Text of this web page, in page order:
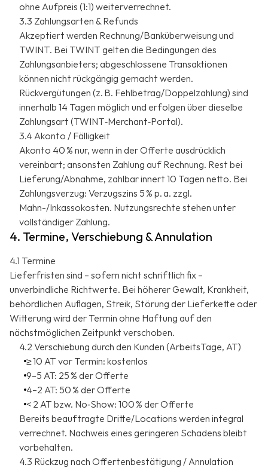
ohne Aufpreis (1:1) weiterverrechnet.
3.3 Zahlungsarten & Refunds
Akzeptiert werden Rechnung/Banküberweisung und
TWINT. Bei TWINT gelten die Bedingungen des
Zahlungsanbieters; abgeschlossene Transaktionen
können nicht rückgängig gemacht werden.
Rückvergütungen (z. B. Fehlbetrag/Doppelzahlung) sind
innerhalb 14 Tagen möglich und erfolgen über dieselbe
Zahlungsart (TWINT‑Merchant‑Portal).
3.4 Akonto / Fälligkeit
Akonto 40 % nur, wenn in der Offerte ausdrücklich
vereinbart; ansonsten Zahlung auf Rechnung. Rest bei
Lieferung/Abnahme, zahlbar innert 10 Tagen netto. Bei
Zahlungsverzug: Verzugszins 5 % p. a. zzgl.
Mahn-/Inkassokosten. Nutzungsrechte stehen unter
vollständiger Zahlung.
4. Termine, Verschiebung & Annulation
4.1 Termine
Lieferfristen sind – sofern nicht schriftlich fix –
unverbindliche Richtwerte. Bei höherer Gewalt, Krankheit,
behördlichen Auflagen, Streik, Störung der Lieferkette oder
Witterung wird der Termin ohne Haftung auf den
nächstmöglichen Zeitpunkt verschoben.
4.2 Verschiebung durch den Kunden (ArbeitsTage, AT)
≥ 10 AT vor Termin: kostenlos
9–5 AT: 25 % der Offerte
4–2 AT: 50 % der Offerte
< 2 AT bzw. No‑Show: 100 % der Offerte
Bereits beauftragte Dritte/Locations werden integral
verrechnet. Nachweis eines geringeren Schadens bleibt
vorbehalten.
4.3 Rückzug nach Offertenbestätigung / Annulation